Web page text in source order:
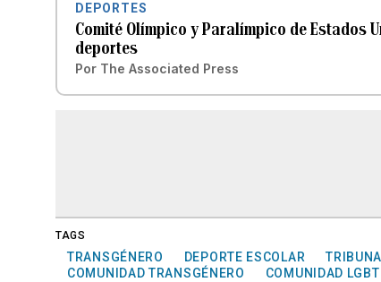
DEPORTES
Comité Olímpico y Paralímpico de Estados
deportes
Por The Associated Press
TAGS
TRANSGÉNERO DEPORTE ESCOLAR
COMUNIDAD TRANSGÉNERO
COMUNIDAD